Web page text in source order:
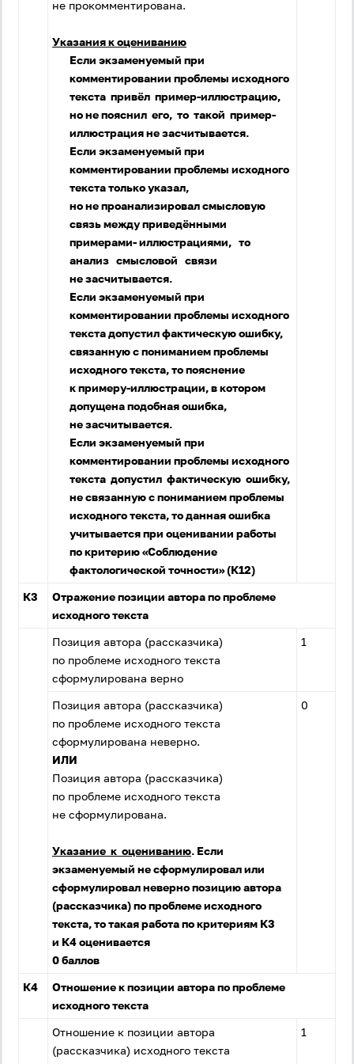
не прокомментирована.
Указания к оцениванию
Если экзаменуемый при
комментировании проблемы исходного
текста привёл пример-иллюстрацию,
но не пояснил его, то такой пример-
иллюстрация не засчитывается.
Если экзаменуемый при
комментировании проблемы исходного
текста только указал,
но не проанализировал смысловую
связь между приведёнными
примерами- иллюстрациями, то
анализ смысловой связи
не засчитывается.
Если экзаменуемый при
комментировании проблемы исходного
текста допустил фактическую ошибку,
связанную с пониманием проблемы
исходного текста, то пояснение
к примеру-иллюстрации, в котором
допущена подобная ошибка,
не засчитывается.
Если экзаменуемый при
комментировании проблемы исходного
текста допустил фактическую ошибку,
не связанную с пониманием проблемы
исходного текста, то данная ошибка
учитывается при оценивании работы
по критерию «Соблюдение
фактологической точности» (К12)
К3
Отражение позиции автора по проблеме
исходного текста
Позиция автора (рассказчика)
по проблеме исходного текста
сформулирована верно
1
Позиция автора (рассказчика)
по проблеме исходного текста
сформулирована неверно.
ИЛИ
Позиция автора (рассказчика)
по проблеме исходного текста
не сформулирована.
Указание к оцениванию. Если
экзаменуемый не сформулировал или
сформулировал неверно позицию автора
(рассказчика) по проблеме исходного
текста, то такая работа по критериям К3
и К4 оценивается
0 баллов
0
К4
Отношение к позиции автора по проблеме
исходного текста
Отношение к позиции автора
(рассказчика) исходного текста
1